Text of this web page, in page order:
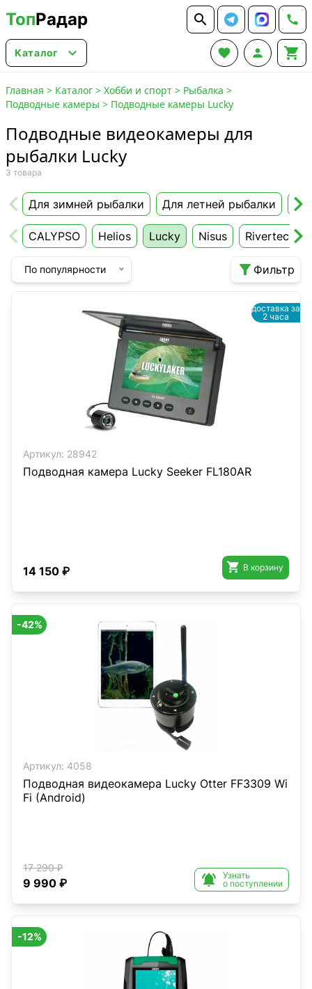
ТопРадар  
Каталог    
Главная > Каталог > Хобби и спорт > Рыбалка >
Подводные камеры > Подводные камеры Lucky
Подводные видеокамеры для
рыбалки Lucky
3 товара
Для зимней рыбалки Для летней рыбалки
CALYPSO Helios Lucky Nisus Rivertech
По популярности  Фильтр
Артикул: 28942
Подводная камера Lucky Seeker FL180AR
14 150 ₽  В корзину
доставка за
2 часа
Артикул: 4058
Подводная видеокамера Lucky Otter FF3309 Wi
Fi (Android)
17 290 ₽
9 990 ₽ 
Узнать
о поступлении
-42%
-12%